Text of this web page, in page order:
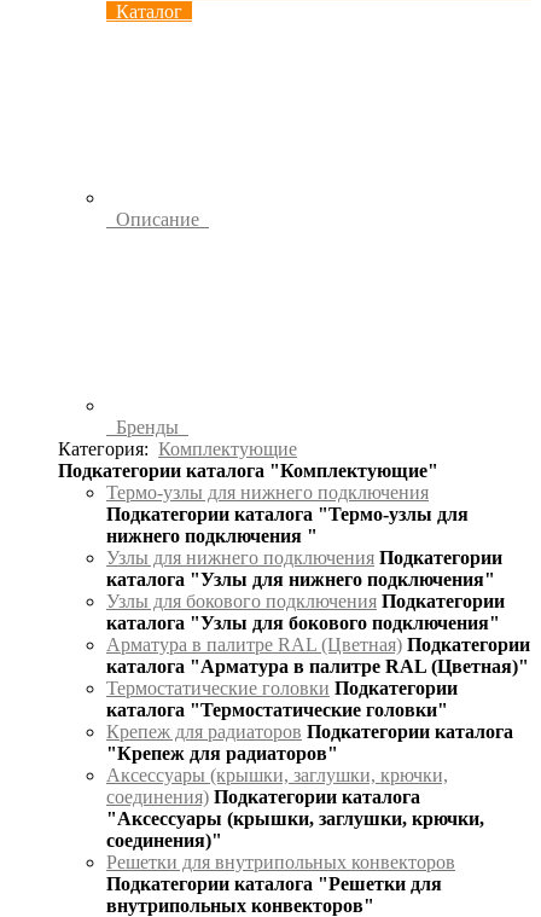
Каталог
Описание
Бренды
Категория: Комплектующие
Подкатегории каталога "Комплектующие"
Термо-узлы для нижнего подключения
Подкатегории каталога "Термо-узлы для
нижнего подключения "
Узлы для нижнего подключения Подкатегории
каталога "Узлы для нижнего подключения"
Узлы для бокового подключения Подкатегории
каталога "Узлы для бокового подключения"
Арматура в палитре RAL (Цветная) Подкатегории
каталога "Арматура в палитре RAL (Цветная)"
Термостатические головки Подкатегории
каталога "Термостатические головки"
Крепеж для радиаторов Подкатегории каталога
"Крепеж для радиаторов"
Аксессуары (крышки, заглушки, крючки,
соединения) Подкатегории каталога
"Аксессуары (крышки, заглушки, крючки,
соединения)"
Решетки для внутрипольных конвекторов
Подкатегории каталога "Решетки для
внутрипольных конвекторов"